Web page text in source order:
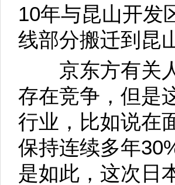
10年与昆山开发
线部分搬迁到昆
京东方有关人
存在竞争，但是
行业，比如说在
保持连续多年
是如此，这次日